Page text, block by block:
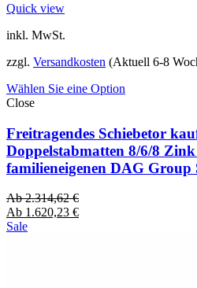
Quick view
inkl. MwSt.
zzgl. Versandkosten (Aktuell 6-8
Wählen Sie eine Option
Close
Freitragendes Schiebetor
Doppelstabmatten 8/6/8
familieneigenen DAG
Ab2.314,62€
Ab 1.620,23 €
Sale